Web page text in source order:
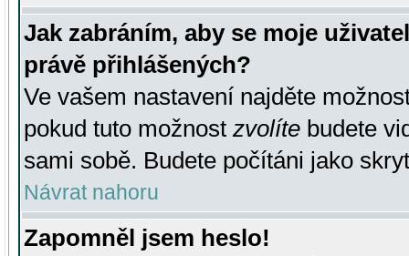
Jak zabráním, aby se moje
právě přihlášených?
Ve vašem nastavení najděte
pokud tuto možnost zvolíte budete
sami sobě. Budete počítáni jako
Návrat nahoru
Zapomněl jsem heslo!